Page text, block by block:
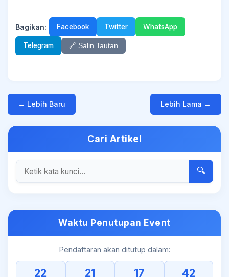
Bagikan: Facebook Twitter WhatsApp
Telegram 🔗 Salin Tautan
← Lebih Baru Lebih Lama →
Cari Artikel
🔍
Waktu Penutupan Event
Pendaftaran akan ditutup dalam:
22 21 17 42